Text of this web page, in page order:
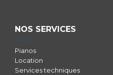
NOS SERVICES
Pianos
Location
Services techniques